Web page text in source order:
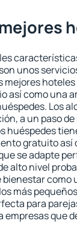
unos
mejores
así como una
Los
a un paso
huéspedes
gratuito así
se adapte
alto nivel
como
más
para
empresas que